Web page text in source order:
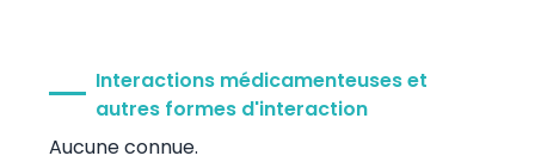
Interactions médicamenteuses et
autres formes d'interaction
Aucune connue.